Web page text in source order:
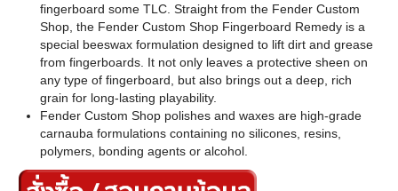
fingerboard some TLC. Straight from the Fender Custom
Shop, the Fender Custom Shop Fingerboard Remedy is a
special beeswax formulation designed to lift dirt and grease
from fingerboards. It not only leaves a protective sheen on
any type of fingerboard, but also brings out a deep, rich
grain for long-lasting playability.
Fender Custom Shop polishes and waxes are high-grade
carnauba formulations containing no silicones, resins,
polymers, bonding agents or alcohol.